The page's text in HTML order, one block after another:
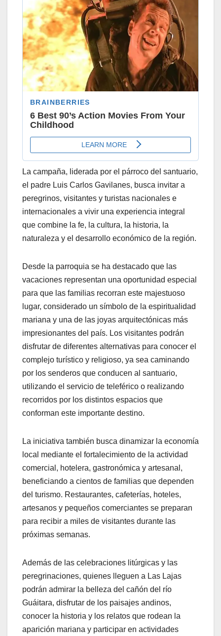
La campaña, liderada por el párroco del santuario,
el padre Luis Carlos Gavilanes, busca invitar a
peregrinos, visitantes y turistas nacionales e
internacionales a vivir una experiencia integral
que combine la fe, la cultura, la historia, la
naturaleza y el desarrollo económico de la región.
Desde la parroquia se ha destacado que las
vacaciones representan una oportunidad especial
para que las familias recorran este majestuoso
lugar, considerado un símbolo de la espiritualidad
mariana y una de las joyas arquitectónicas más
impresionantes del país. Los visitantes podrán
disfrutar de diferentes alternativas para conocer el
complejo turístico y religioso, ya sea caminando
por los senderos que conducen al santuario,
utilizando el servicio de teleférico o realizando
recorridos por los distintos espacios que
conforman este importante destino.
La iniciativa también busca dinamizar la economía
local mediante el fortalecimiento de la actividad
comercial, hotelera, gastronómica y artesanal,
beneficiando a cientos de familias que dependen
del turismo. Restaurantes, cafeterías, hoteles,
artesanos y pequeños comerciantes se preparan
para recibir a miles de visitantes durante las
próximas semanas.
Además de las celebraciones litúrgicas y las
peregrinaciones, quienes lleguen a Las Lajas
podrán admirar la belleza del cañón del río
Guáitara, disfrutar de los paisajes andinos,
conocer la historia y los relatos que rodean la
aparición mariana y participar en actividades